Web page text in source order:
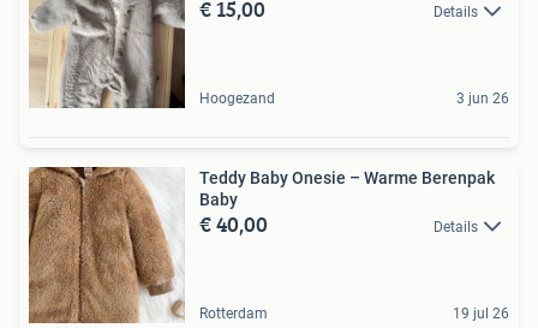
€ 15,00 Details
Hoogezand 3 jun 26
Teddy Baby Onesie – Warme Berenpak
Baby
€ 40,00 Details
Rotterdam 19 jul 26